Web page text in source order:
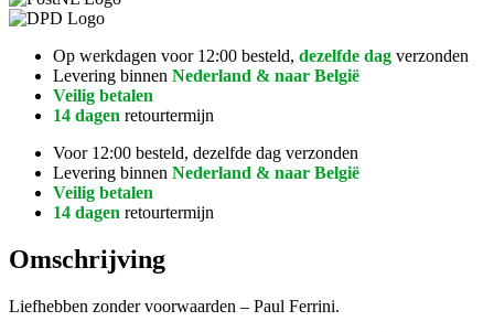
Op werkdagen voor 12:00 besteld, dezelfde dag verzonden
Levering binnen Nederland & naar België
Veilig betalen
14 dagen retourtermijn
Voor 12:00 besteld, dezelfde dag verzonden
Levering binnen Nederland & naar België
Veilig betalen
14 dagen retourtermijn
Omschrijving
Liefhebben zonder voorwaarden – Paul Ferrini.